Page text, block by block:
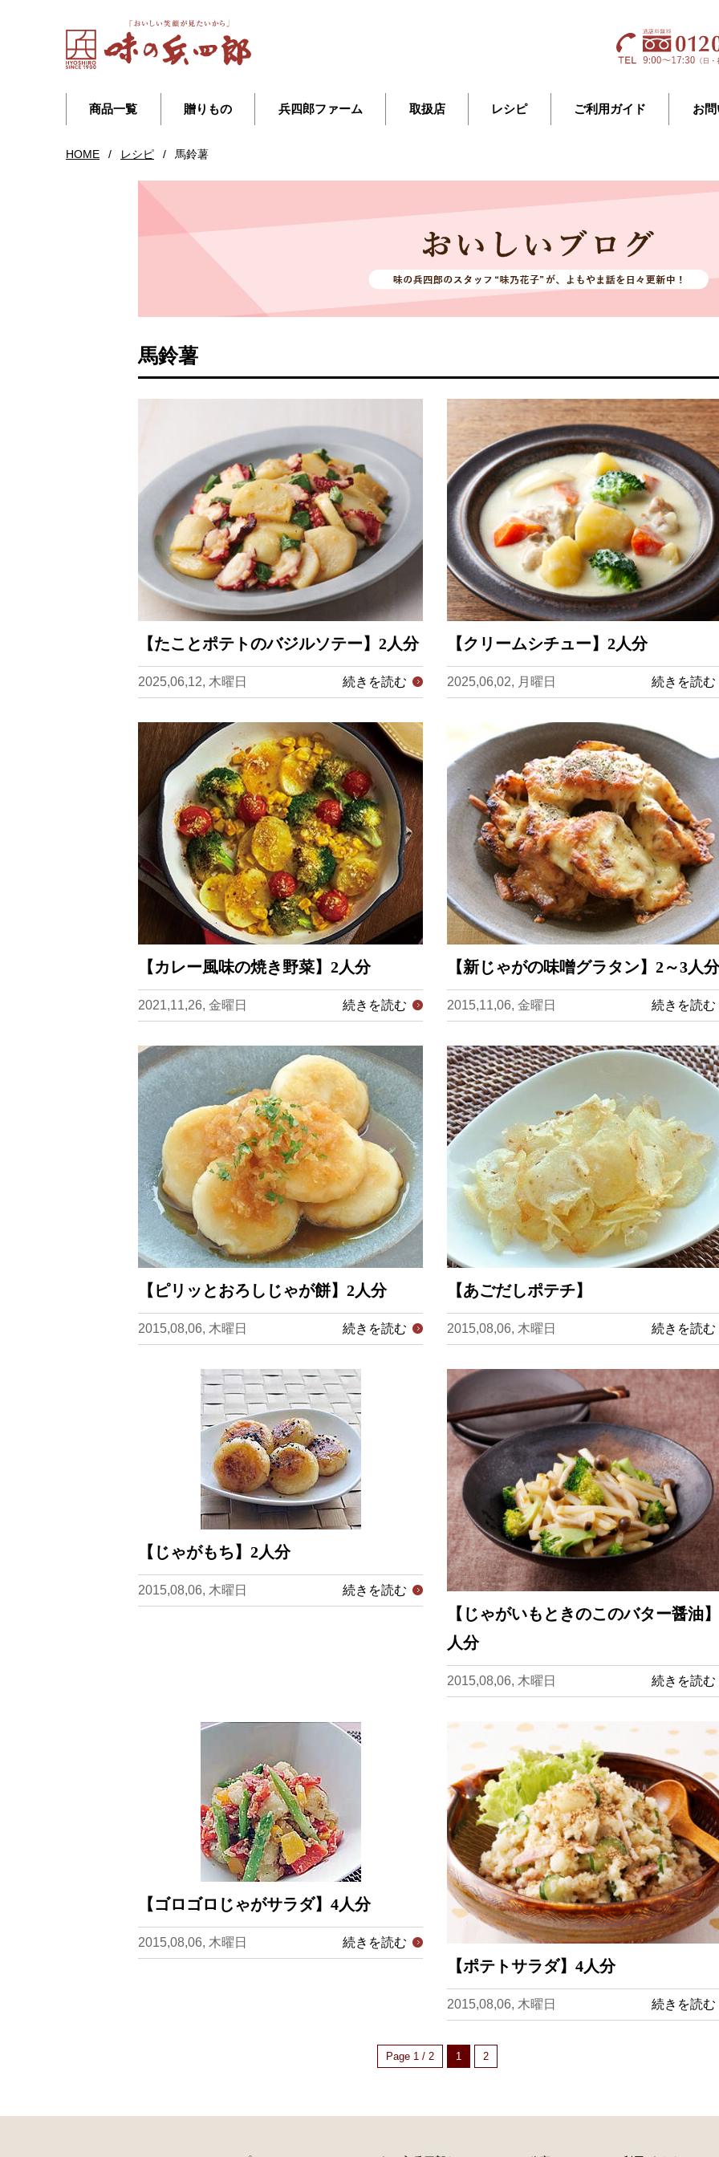
商品一覧 贈りもの 兵四郎ファーム 取扱店 レシピ ご利用ガイド お
HOME / レシピ / 馬鈴薯
馬鈴薯
【たことポテトのバジルソテー】2人分
2025,06,12, 木曜日 続きを読む
【クリームシチュー】2人分
2025,06,02, 月曜日 続きを読む
【カレー風味の焼き野菜】2人分
2021,11,26, 金曜日 続きを読む
【新じゃがの味噌グラタン】2～3人分
2015,11,06, 金曜日 続きを読む
【ピリッとおろしじゃが餅】2人分
2015,08,06, 木曜日 続きを読む
【あごだしポテチ】
2015,08,06, 木曜日 続きを読む
【じゃがもち】2人分
2015,08,06, 木曜日 続きを読む
【じゃがいもときのこのバター醤油
人分
2015,08,06, 木曜日 続きを読む
【ゴロゴロじゃがサラダ】4人分
2015,08,06, 木曜日 続きを読む
【ポテトサラダ】4人分
2015,08,06, 木曜日 続きを読む
Page 1 / 2 1 2